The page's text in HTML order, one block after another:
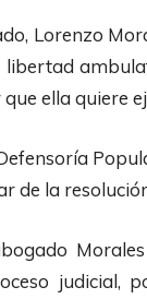
Lorenzo
ella quiere
de la
judicial,